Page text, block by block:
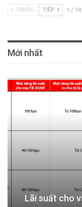
TRƯỚC TIẾP 1 / 14
Mới nhất
Lãi suất cho